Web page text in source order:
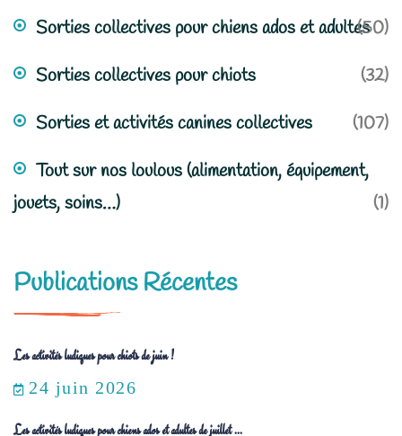
Sorties collectives pour chiens ados et adultes(50)
Sorties collectives pour chiots
(32)
Sorties et activités canines collectives
(107)
Tout sur nos loulous (alimentation, équipement,
jouets, soins…)
(1)
Publications Récentes
Les activités ludiques pour chiots de juin !
24 juin 2026
Les activités ludiques pour chiens ados et adultes de juillet ...